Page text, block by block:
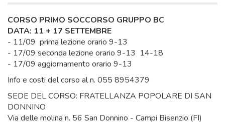
CORSO PRIMO SOCCORSO GRUPPO BC
DATA: 11 + 17 SETTEMBRE
- 11/09 prima lezione orario 9-13
- 17/09 seconda lezione orario 9-13 14-18
- 17/09 aggiornamento orario 9-13
Info e costi del corso al n. 055 8954379
SEDE DEL CORSO: FRATELLANZA POPOLARE DI SAN
DONNINO
Via delle molina n. 56 San Donnino - Campi Bisenzio (FI)